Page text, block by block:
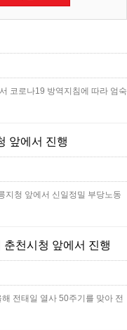
코로나19 방역지침에 따라 엄숙
앞에서 진행
지청 앞에서 신일정밀 부당노동
천시청 앞에서 진행
전태일 열사 50주기를 맞아 전